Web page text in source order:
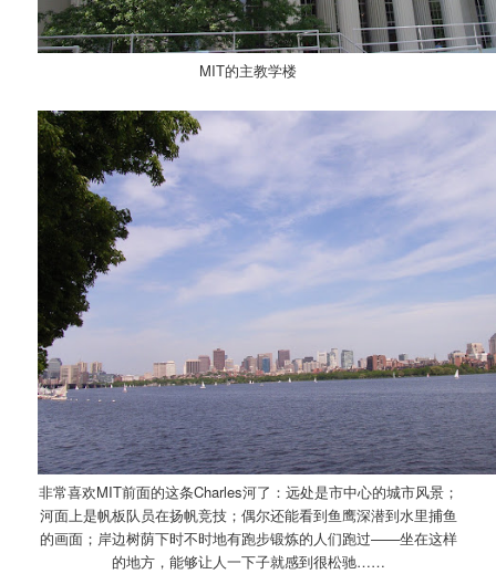
MIT的主教学楼
非常喜欢MIT前面的这条Charles河了：远处是市中心的城市风景；
河面上是帆板队员在扬帆竞技；偶尔还能看到鱼鹰深潜到水里捕鱼
的画面；岸边树荫下时不时地有跑步锻炼的人们跑过——坐在这样
的地方，能够让人一下子就感到很松驰……